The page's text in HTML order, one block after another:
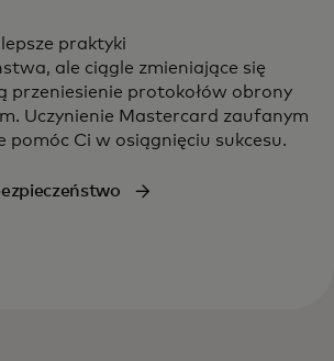
praktyki
ale ciągle zmieniające się
przeniesienie protokołów obrony
Uczynienie Mastercard zaufanym
pomóc Ci w osiągnięciu sukcesu.